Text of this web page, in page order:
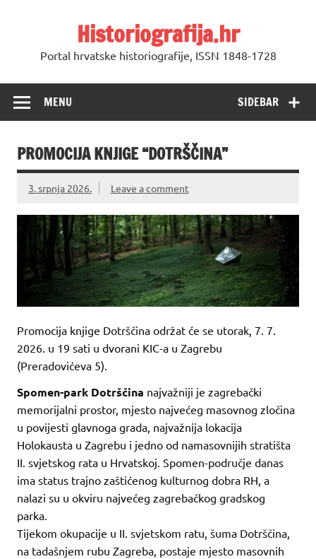
Historiografija.hr
Portal hrvatske historiografije, ISSN 1848-1728
SIDEBAR
MENU
PROMOCIJA KNJIGE “DOTRŠČINA”
3. srpnja 2026. Leave a comment
Promocija knjige Dotrščina održat će se utorak, 7. 7.
2026. u 19 sati u dvorani KIC-a u Zagrebu
(Preradovićeva 5).
Spomen-park Dotrščina najvažniji je zagrebački
memorijalni prostor, mjesto najvećeg masovnog zločina
u povijesti glavnoga grada, najvažnija lokacija
Holokausta u Zagrebu i jedno od namasovnijih stratišta
II. svjetskog rata u Hrvatskoj. Spomen-područje danas
ima status trajno zaštićenog kulturnog dobra RH, a
nalazi su u okviru najvećeg zagrebačkog gradskog
parka.
Tijekom okupacije u II. svjetskom ratu, šuma Dotrščina,
na tadašnjem rubu Zagreba, postaje mjesto masovnih